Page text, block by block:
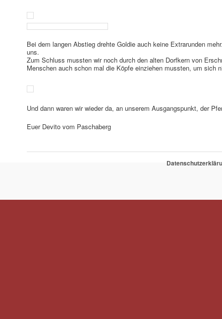
Bei dem langen Abstieg drehte Goldie auch keine Extrarunden
uns.
Zum Schluss mussten wir noch durch den alten Dorfkern von
Menschen auch schon mal die Köpfe einziehen mussten, um sich
Und dann waren wir wieder da, an unserem Ausgangspunkt, der
Euer Devito vom Paschaberg